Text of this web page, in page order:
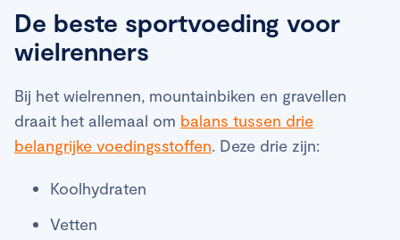
De beste sportvoeding voor
wielrenners
Bij het wielrennen, mountainbiken en gravellen
draait het allemaal om balans tussen drie
belangrijke voedingsstoffen. Deze drie zijn:
Koolhydraten
Vetten